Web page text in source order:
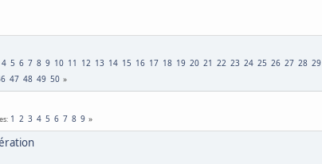
4 5 6 7 8 9 10 11 12 13 14 15 16 17 18 19 20 21 22 23 24 25 26 27 28 29
47 48 49 50
1 2 3 4 5 6 7 8 9